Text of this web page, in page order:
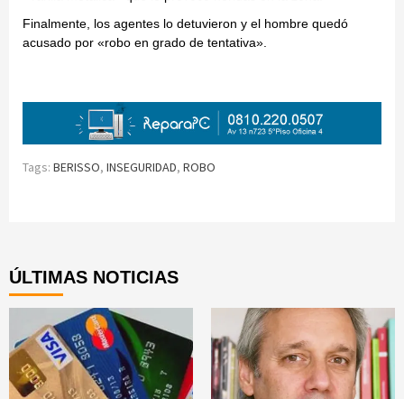
Finalmente, los agentes lo detuvieron y el hombre quedó
acusado por «robo en grado de tentativa».
Tags: BERISSO, INSEGURIDAD, ROBO
ÚLTIMAS NOTICIAS